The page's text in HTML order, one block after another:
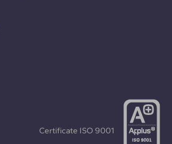
Certificate ISO 9001